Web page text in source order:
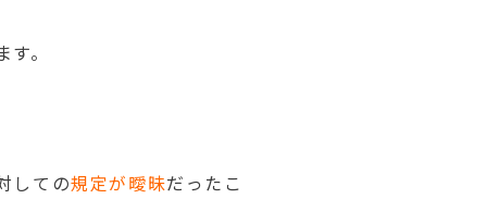
。
しての規定が曖昧だったこ